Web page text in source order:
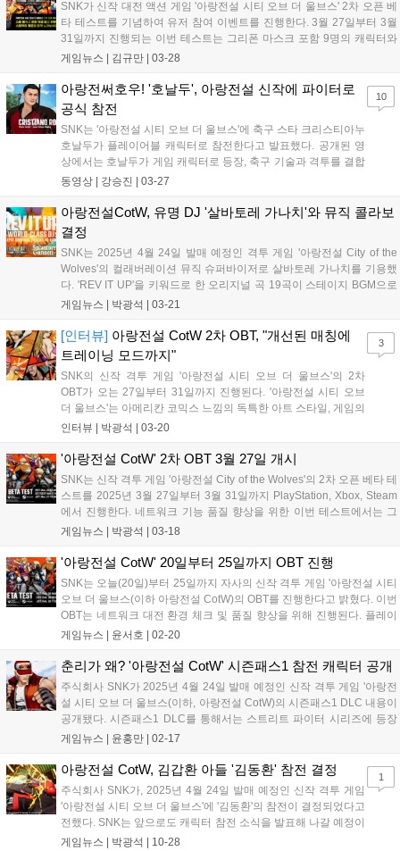
SNK가 신작 대전 액션 게임 '아랑전설 시티 오브 더 울브스' 2차 오픈 베
타 테스트를 기념하여 유저 참여 이벤트를 진행한다. 3월 27일부터 3월
31일까지 진행되는 이번 테스트는 그리폰 마스크 포함 9명의 캐릭터와
트레이닝 모드를 스팀에서 즐길 수 있다. 스팀 찜하기 이벤트 참여 시 추
정판 굿즈를 제공한다. '아랑전설 시티 오브 더 울브스'는 2025년 4월 24
일 출시 예정이다....
게임뉴스 | 김규만 03-28
아랑전써호우! '호날두', 아랑전설 신작에 파이터로
공식 참전
SNK는 '아랑전설 시티 오브 더 울브스'에 축구 스타 크리스티아누
호날두가 플레이어블 캐릭터로 참전한다고 발표했다. 공개된 영
상에서는 호날두가 게임 캐릭터로 등장, 축구 기술과 격투를 결합
한 스타일을 선보인다. '풋볼+마샬 아츠' 콘셉트로, 붉은색과 초록
시티 오브 더 울브스'는 한국어화되어 4월 24일 PS4, PS5,
XBX|S, 스팀, 에픽게임즈 스토어에서 출시될 예정이다....
동영상 | 강승진 03-27
10
아랑전설CotW, 유명 DJ '살바토레 가나치'와 뮤직 콜라보
결정
SNK는 2025년 4월 24일 발매 예정인 격투 게임 '아랑전설 City of the
Wolves'의 컬래버레이션 뮤직 슈퍼바이저로 살바토레 가나치를 기용했
다. 'REV IT UP'을 키워드로 한 오리지널 곡 19곡이 스테이지 BGM으로
수록될 예정이다. 살바토레 가나치는 큐레이션과 코디네이터 역할을 담
게임뉴스 | 박광석 03-21
[인터뷰] 아랑전설 CotW 2차 OBT, "개선된 매칭에
트레이닝 모드까지"
SNK의 신작 격투 게임 '아랑전설 시티 오브 더 울브스'의 2차
OBT가 오는 27일부터 31일까지 진행된다. '아랑전설 시티 오브
더 울브스'는 아메리칸 코믹스 느낌의 독특한 아트 스타일, 게임의
템포를 한층 더 끌어올리는 새로운 'REV 시스템', 그리고 초급자
타일을 제공하는 것이 특징이...
인터뷰 | 박광석 03-20
3
'아랑전설 CotW' 2차 OBT 3월 27일 개시
SNK는 신작 격투 게임 '아랑전설 City of the Wolves'의 2차 오픈 베타 테
스트를 2025년 3월 27일부터 3월 31일까지 PlayStation, Xbox, Steam
에서 진행한다. 네트워크 기능 품질 향상을 위한 이번 테스트에서는 그
리폰 마스크를 포함한 9명의 캐릭터와 트레이닝 모드 등을 플레이할 수
하다....
게임뉴스 | 박광석 03-18
'아랑전설 CotW' 20일부터 25일까지 OBT 진행
SNK는 오늘(20일)부터 25일까지 자사의 신작 격투 게임 '아랑전설 시티
오브 더 울브스(이하 아랑전설 CotW)의 OBT를 진행한다고 밝혔다. 이번
OBT는 네트워크 대전 환경 체크 및 품질 향상을 위해 진행된다. 플레이
어블 캐릭터는 시리즈 전통의 인기 캐릭터 '시라누이 마이'와 '테리 보가
게임뉴스 | 윤서호 02-20
춘리가 왜? '아랑전설 CotW' 시즌패스1 참전 캐릭터 공개
주식회사 SNK가 2025년 4월 24일 발매 예정인 신작 격투 게임 '아랑전
설 시티 오브 더 울브스(이하, 아랑전설 CotW)의 시즌패스1 DLC 내용이
공개됐다. 시즌패스1 DLC를 통해서는 스트리트 파이터 시리즈에 등장
하는 켄과 춘리에 더불어 아랑전설 시리즈의 앤디 보가드와 죠 히가시,
게임뉴스 | 윤홍만 02-17
아랑전설 CotW, 김갑환 아들 '김동환' 참전 결정
주식회사 SNK가, 2025년 4월 24일 발매 예정인 신작 격투 게임
'아랑전설 시티 오브 더 울브스'에 '김동환'의 참전이 결정되었다고
전했다. SNK는 앞으로도 캐릭터 참전 소식을 발표해 나갈 예정이
므로 많은 기대를 바란다는 당부의 인사를 함께 전했다. 김동환 |
게임뉴스 | 박광석 10-28
1